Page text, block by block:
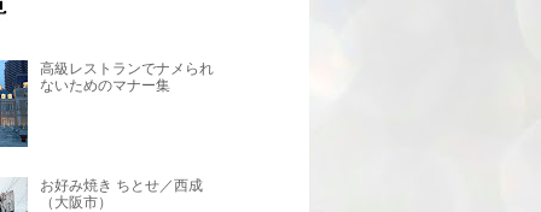
高級レストランでナメられ
ないためのマナー集
お好み焼き ちとせ／西成
（大阪市）